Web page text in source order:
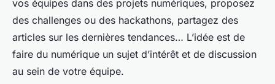
vos équipes dans des projets numériques, proposez
des challenges ou des hackathons, partagez des
articles sur les dernières tendances… L’idée est de
faire du numérique un sujet d’intérêt et de discussion
au sein de votre équipe.